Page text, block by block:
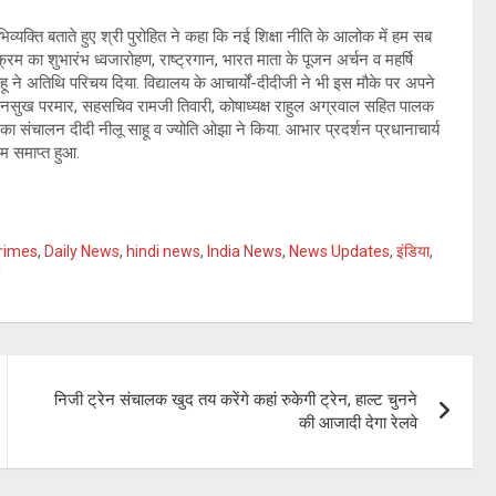
बताते हुए श्री पुरोहित ने कहा कि नई शिक्षा नीति के आलोक में हम सब
का शुभारंभ ध्वजारोहण, राष्ट्रगान, भारत माता के पूजन अर्चन व महर्षि
अतिथि परिचय दिया. विद्यालय के आचार्यों-दीदीजी ने भी इस मौके पर अपने
परमार, सहसचिव रामजी तिवारी, कोषाध्यक्ष राहुल अग्रवाल सहित पालक
संचालन दीदी नीलू साहू व ज्योति ओझा ने किया. आभार प्रदर्शन प्रधानाचार्य
समाप्त हुआ.
, Daily News, hindi news, India News, News Updates, इंडिया,
निजी ट्रेन संचालक खुद तय करेंगे कहां रुकेगी ट्रेन, हाल्ट चुनने
की आजादी देगा रेलवे